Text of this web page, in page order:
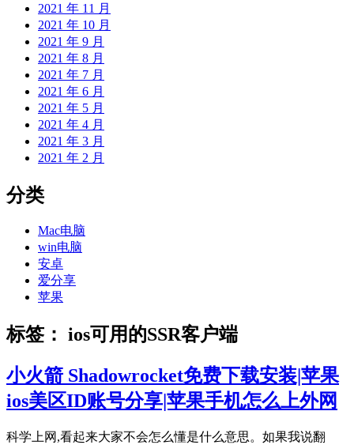
2021 年 11 月
2021 年 10 月
2021 年 9 月
2021 年 8 月
2021 年 7 月
2021 年 6 月
2021 年 5 月
2021 年 4 月
2021 年 3 月
2021 年 2 月
分类
Mac电脑
win电脑
安卓
爱分享
苹果
标签： ios可用的SSR客户端
小火箭 Shadowrocket免费下载安装|苹果
ios美区ID账号分享|苹果手机怎么上外网
科学上网,看起来大家不会怎么懂是什么意思。如果我说翻